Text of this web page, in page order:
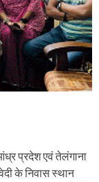
प्रदेश एवं तेलंगाना
के निवास स्थान